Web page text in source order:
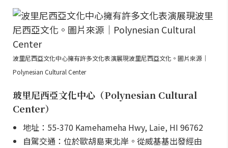
波里尼西亞文化中心擁有許多文化表演展現波里尼西亞文化。圖片來源｜
Polynesian Cultural Center
玻里尼西亞文化中心（Polynesian Cultural
Center）
地址：55-370 Kamehameha Hwy, Laie, HI 96762
自駕交通：位於歐胡島東北岸。從威基基出發經由